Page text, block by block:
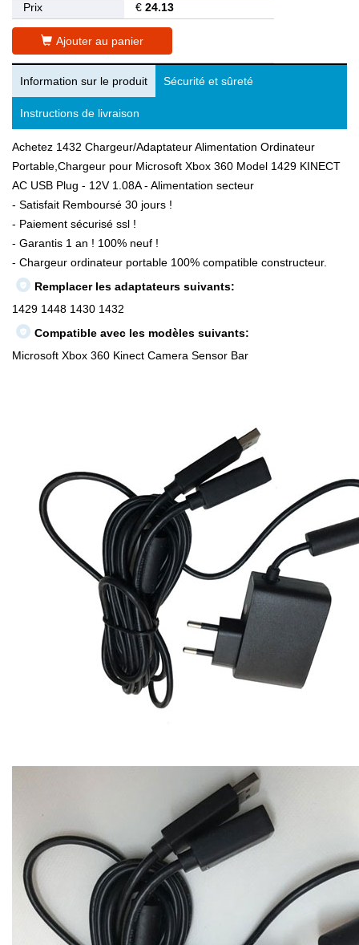
Prix
€ 24.13
Ajouter au panier
Information sur le produit Sécurité et sûreté
Instructions de livraison
Achetez 1432 Chargeur/Adaptateur Alimentation Ordinateur
Portable,Chargeur pour Microsoft Xbox 360 Model 1429 KINECT
AC USB Plug - 12V 1.08A - Alimentation secteur
- Satisfait Remboursé 30 jours !
- Paiement sécurisé ssl !
- Garantis 1 an ! 100% neuf !
- Chargeur ordinateur portable 100% compatible constructeur.
Remplacer les adaptateurs suivants:
1429 1448 1430 1432
Compatible avec les modèles suivants:
Microsoft Xbox 360 Kinect Camera Sensor Bar